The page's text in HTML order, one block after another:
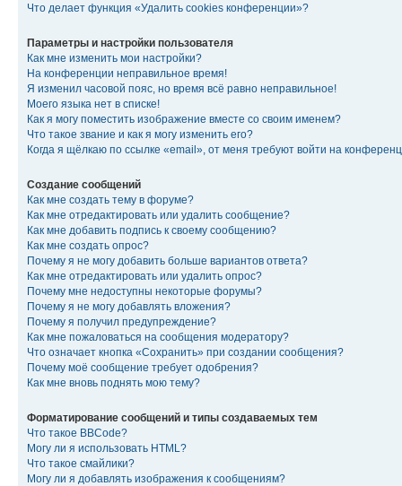
Что делает функция «Удалить cookies конференции»?
Параметры и настройки пользователя
Как мне изменить мои настройки?
На конференции неправильное время!
Я изменил часовой пояс, но время всё равно неправильное!
Моего языка нет в списке!
Как я могу поместить изображение вместе со своим именем?
Что такое звание и как я могу изменить его?
Когда я щёлкаю по ссылке «email», от меня требуют войти на
Создание сообщений
Как мне создать тему в форуме?
Как мне отредактировать или удалить сообщение?
Как мне добавить подпись к своему сообщению?
Как мне создать опрос?
Почему я не могу добавить больше вариантов ответа?
Как мне отредактировать или удалить опрос?
Почему мне недоступны некоторые форумы?
Почему я не могу добавлять вложения?
Почему я получил предупреждение?
Как мне пожаловаться на сообщения модератору?
Что означает кнопка «Сохранить» при создании сообщения?
Почему моё сообщение требует одобрения?
Как мне вновь поднять мою тему?
Форматирование сообщений и типы создаваемых тем
Что такое BBCode?
Могу ли я использовать HTML?
Что такое смайлики?
Могу ли я добавлять изображения к сообщениям?